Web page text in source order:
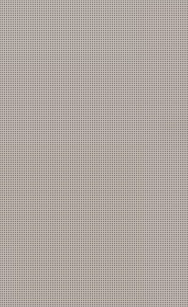
会社概要 プライバシーポリシー